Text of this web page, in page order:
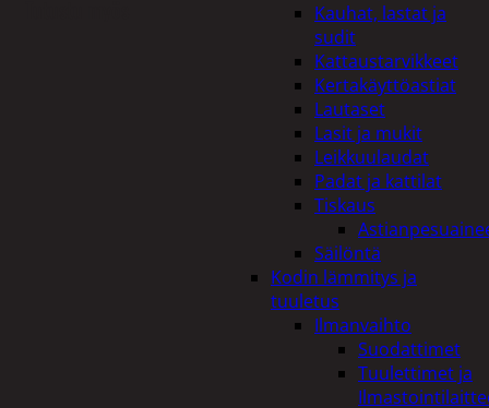
Kauhat, lastat ja
sudit
Kattaustarvikkeet
Kertakäyttöastiat
Lautaset
Lasit ja mukit
Leikkuulaudat
Padat ja kattilat
Tiskaus
Säilöntä
Kodin lämmitys ja
tuuletus
Ilmanvaihto
Suodattimet
Tuulettimet ja